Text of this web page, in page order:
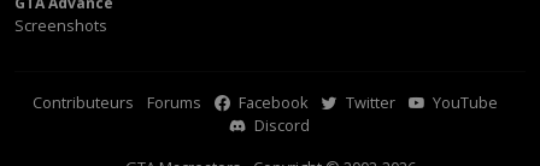
Screenshots
Contributeurs Forums Facebook Twitter
YouTube
Discord